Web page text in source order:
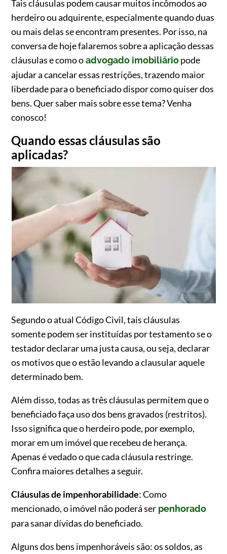
Tais cláusulas podem causar muitos incômodos ao
herdeiro ou adquirente, especialmente quando duas
ou mais delas se encontram presentes. Por isso, na
conversa de hoje falaremos sobre a aplicação dessas
cláusulas e como oadvogado imobiliáriopode
ajudar a cancelar essas restrições, trazendo maior
liberdade para o beneficiado dispor como quiser dos
bens. Quer saber mais sobre esse tema? Venha
conosco!
Quando essas cláusulas são
aplicadas?
Segundo o atual Código Civil, tais cláusulas
somente podem ser instituídas por testamento se o
testador declarar uma justa causa, ou seja, declarar
os motivos que o estão levando a clausular aquele
determinado bem.
Além disso, todas as três cláusulas permitem que o
beneficiado faça uso dos bens gravados (restritos).
Isso significa que o herdeiro pode, por exemplo,
morar em um imóvel que recebeu de herança.
Apenas é vedado o que cada cláusula restringe.
Confira maiores detalhes a seguir.
Cláusulas de impenhorabilidade: Como
mencionado, o imóvel não poderá ser penhorado
para sanar dívidas do beneficiado.
Alguns dos bens impenhoráveis são: os soldos, as